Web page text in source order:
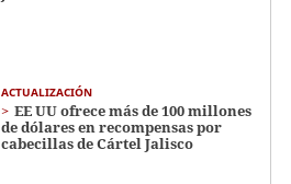
ACTUALIZACIÓN
EE UU ofrece más de 100 millones
de dólares en recompensas por
cabecillas de Cártel Jalisco